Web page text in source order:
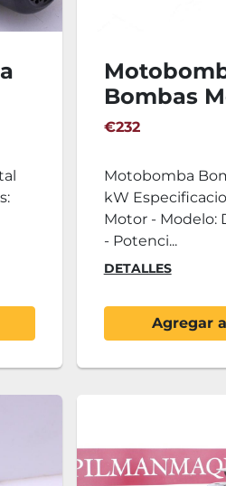
Bombas
kW
€232
Motobomba
kW
Motor - Modelo:
- Potenci...
DETALLES
Agregar